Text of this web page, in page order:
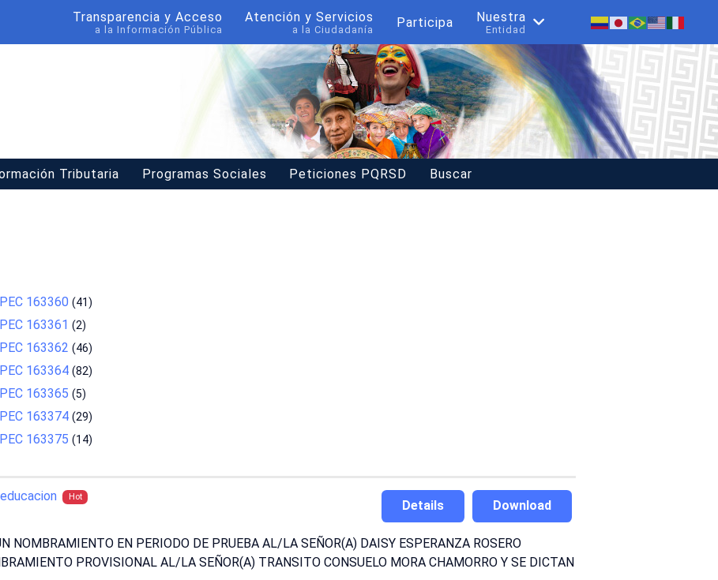
Transparencia y Acceso
a la Información Pública
Atención y Servicios
a la Ciudadanía Participa Nuestra
Entidad
Tributaria Programas Sociales Peticiones PQRSD Buscar
163360 (41)
163361 (2)
163362 (46)
163364 (82)
163365 (5)
163374 (29)
163375 (14)
Hot
Download
Details
NOMBRAMIENTO EN PERIODO DE PRUEBA AL/LA SEÑOR(A) DAISY ESPERANZA ROSERO
PROVISIONAL AL/LA SEÑOR(A) TRANSITO CONSUELO MORA CHAMORRO Y SE DICTAN